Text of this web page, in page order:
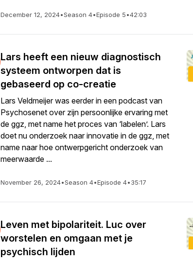
December 12, 2024•Season 4•Episode 5•42:03
Lars heeft een nieuw diagnostisch
systeem ontworpen dat is
gebaseerd op co-creatie
Lars Veldmeijer was eerder in een podcast van
Psychosenet over zijn persoonlijke ervaring met
de ggz, met name het proces van ‘labelen’. Lars
doet nu onderzoek naar innovatie in de ggz, met
name naar hoe ontwerpgericht onderzoek van
meerwaarde ...
November 26, 2024•Season 4•Episode 4•35:17
Leven met bipolariteit. Luc over
worstelen en omgaan met je
psychisch lijden